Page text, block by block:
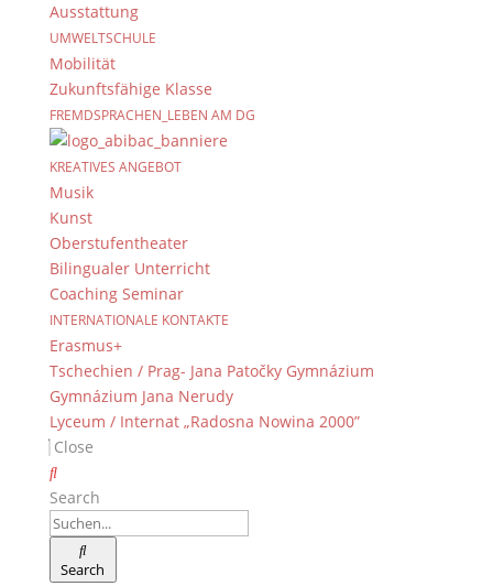
Ausstattung
UMWELTSCHULE
Mobilität
Zukunftsfähige Klasse
FREMDSPRACHEN_LEBEN AM DG
KREATIVES ANGEBOT
Musik
Kunst
Oberstufentheater
Bilingualer Unterricht
Coaching Seminar
INTERNATIONALE KONTAKTE
Erasmus+
Tschechien / Prag- Jana Patočky Gymnázium
Gymnázium Jana Nerudy
Lyceum / Internat „Radosna Nowina 2000”
Close
Search
Search